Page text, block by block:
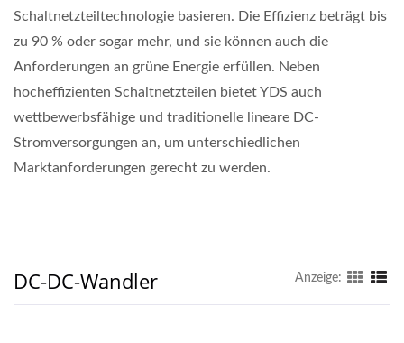
Schaltnetzteiltechnologie basieren. Die Effizienz beträgt bis
zu 90 % oder sogar mehr, und sie können auch die
Anforderungen an grüne Energie erfüllen. Neben
hocheffizienten Schaltnetzteilen bietet YDS auch
wettbewerbsfähige und traditionelle lineare DC-
Stromversorgungen an, um unterschiedlichen
Marktanforderungen gerecht zu werden.
DC-DC-Wandler Anzeige: